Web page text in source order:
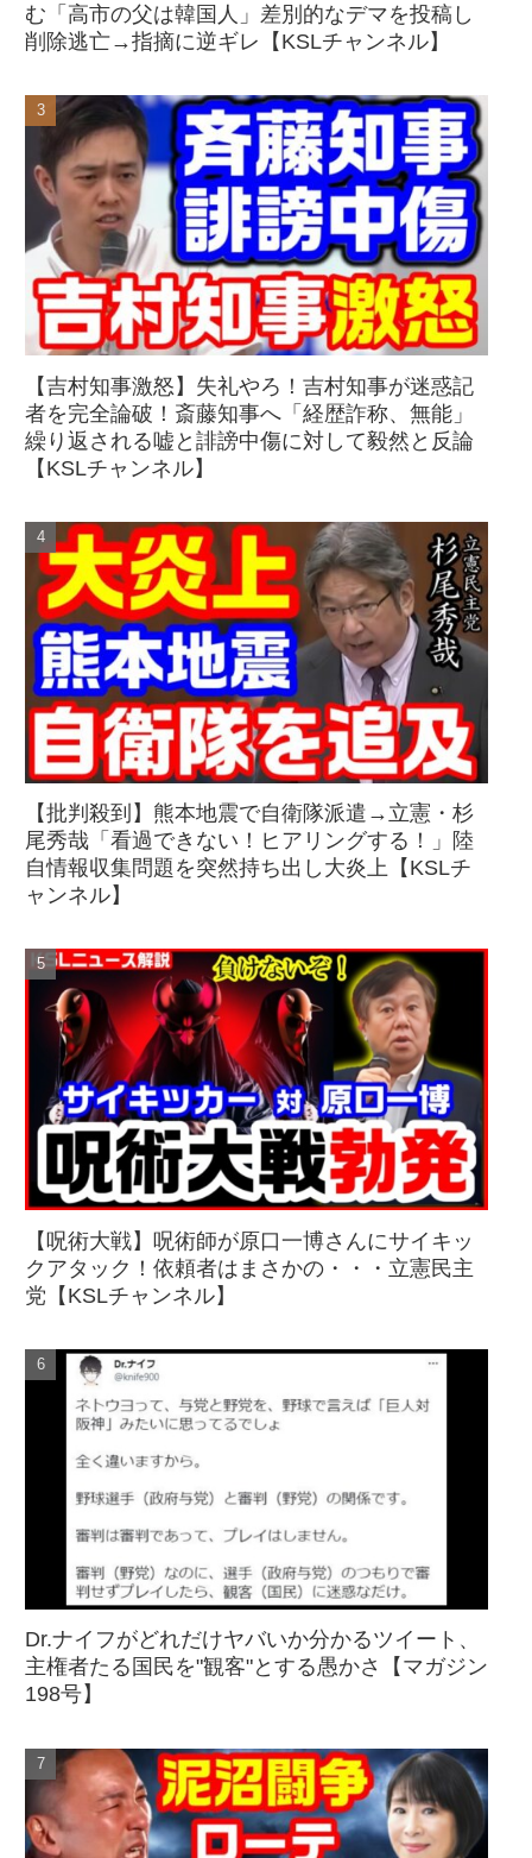
む「高市の父は韓国人」差別的なデマを投稿し
削除逃亡→指摘に逆ギレ【KSLチャンネル】
【吉村知事激怒】失礼やろ！吉村知事が迷惑記
者を完全論破！斎藤知事へ「経歴詐称、無能」
繰り返される嘘と誹謗中傷に対して毅然と反論
【KSLチャンネル】
【批判殺到】熊本地震で自衛隊派遣→立憲・杉
尾秀哉「看過できない！ヒアリングする！」陸
自情報収集問題を突然持ち出し大炎上【KSLチ
ャンネル】
【呪術大戦】呪術師が原口一博さんにサイキッ
クアタック！依頼者はまさかの・・・立憲民主
党【KSLチャンネル】
Dr.ナイフがどれだけヤバいか分かるツイート、
主権者たる国民を"観客"とする愚かさ【マガジン
198号】